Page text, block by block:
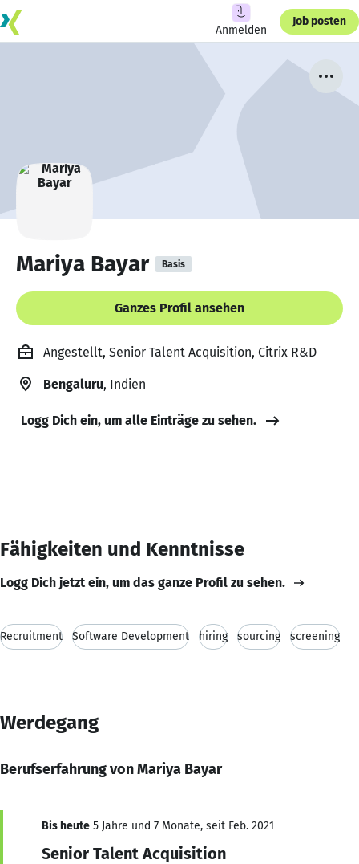
Anmelden
Job posten
Mariya Bayar Basis
Ganzes Profil ansehen
Angestellt, Senior Talent Acquisition, Citrix R&D
Bengaluru, Indien
Logg Dich ein, um alle Einträge zu sehen.
Fähigkeiten und Kenntnisse
Logg Dich jetzt ein, um das ganze Profil zu sehen.
Recruitment Software Development hiring sourcing screening
Werdegang
Berufserfahrung von Mariya Bayar
Bis heute 5 Jahre und 7 Monate, seit Feb. 2021
Senior Talent Acquisition